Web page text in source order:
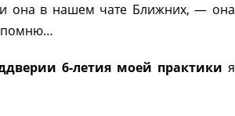
она в нашем чате Ближних, — она
помню…
6-летия моей практики я